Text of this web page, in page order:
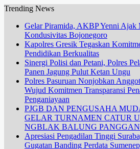
Trending News
Gelar Piramida, AKBP Yenni Ajak
Kondusivitas Bojonegoro
Kapolres Gresik Tegaskan
Pendidikan Berkualitas
Sinergi Polisi dan Petani, Polres
Panen Jagung Pulut Ketan Ungu
Polres Pasuruan Nonjobkan
Wujud Komitmen Transparansi
Penganiayaan
PJGB DAN PENGUSAHA
GELAR TURNAMEN CATUR
NGBLAK BALUNG
Apresiasi Pengadilan Tinggi
Gugatan Banding Perdata